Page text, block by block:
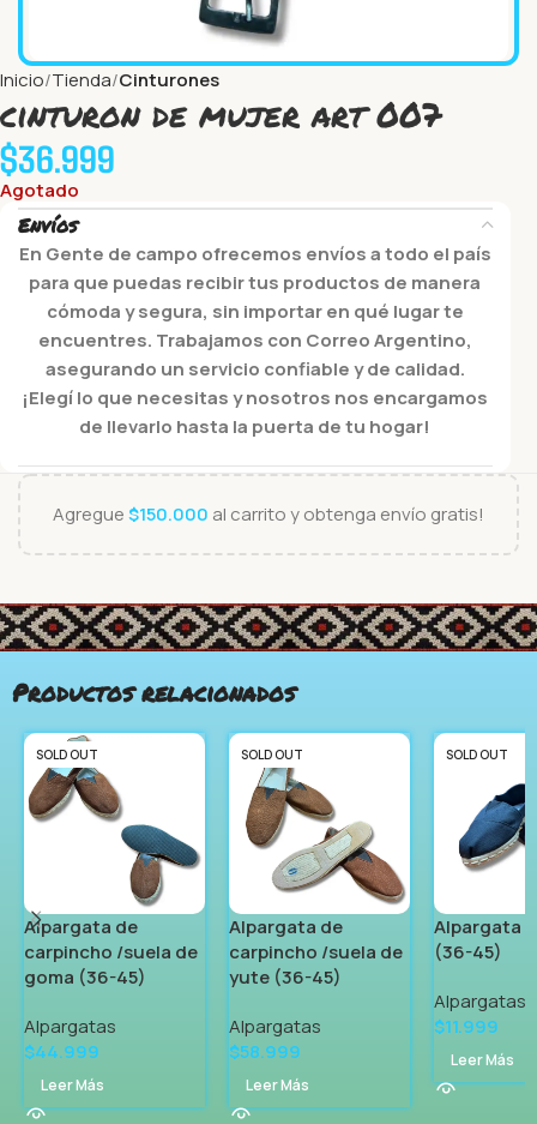
Inicio Tienda Cinturones
cinturon de mujer art 007
$36.999
Agotado
Envíos
En Gente de campo ofrecemos envíos a todo el país
para que puedas recibir tus productos de manera
cómoda y segura, sin importar en qué lugar te
encuentres. Trabajamos con Correo Argentino,
asegurando un servicio confiable y de calidad.
¡Elegí lo que necesitas y nosotros nos encargamos
de llevarlo hasta la puerta de tu hogar!
Agregue$150.000 al carrito y obtenga envío gratis!
Productos relacionados
SOLD OUT
Alpargata de
carpincho /suela de
goma (36-45)
Alpargatas
$44.999
Leer Más
SOLD OUT
Alpargata de
carpincho /suela de
yute (36-45)
Alpargatas
$58.999
Leer Más
SOLD OUT
Alpargata
(36-45)
Alpargatas
$11.999
Leer Más